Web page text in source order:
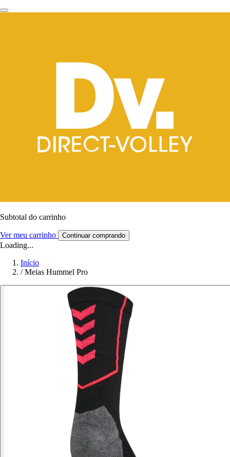
Subtotal do carrinho
Ver meu carrinho Continuar comprando
Loading...
Início
/ Meias Hummel Pro